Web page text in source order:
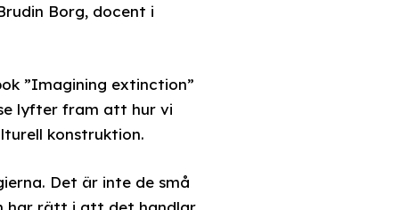
Borg, docent i
”Imagining extinction”
lyfter fram att hur vi
konstruktion.
Det är inte de små